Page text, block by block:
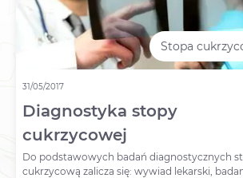
Stopa
31/05/2017
Diagnostyka stopy
cukrzycowej
Do podstawowych badań diagnostycznych
cukrzycową zalicza się: wywiad lekarski,